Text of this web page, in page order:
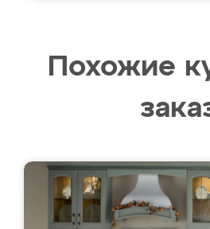
Похожие